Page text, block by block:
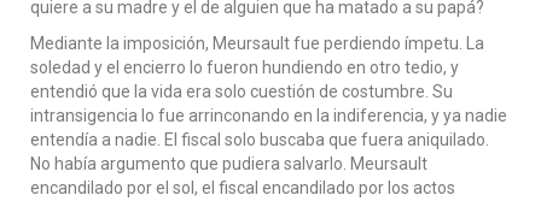
quiere a su madre y el de alguien que ha matado a su papá?
Mediante la imposición, Meursault fue perdiendo ímpetu. La
soledad y el encierro lo fueron hundiendo en otro tedio, y
entendió que la vida era solo cuestión de costumbre. Su
intransigencia lo fue arrinconando en la indiferencia, y ya nadie
entendía a nadie. El fiscal solo buscaba que fuera aniquilado.
No había argumento que pudiera salvarlo. Meursault
encandilado por el sol, el fiscal encandilado por los actos